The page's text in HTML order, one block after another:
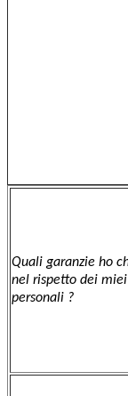
Quali garanzie ho
nel rispetto dei
personali ?